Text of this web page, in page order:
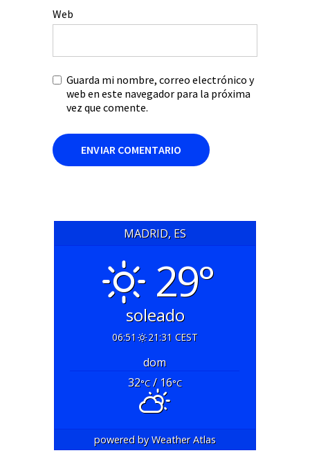
Web
Guarda mi nombre, correo electrónico y
web en este navegador para la próxima
vez que comente.
MADRID, ES
29°
soleado
06:51 21:31 CEST
dom
32°C/ 16°C
powered byWeather Atlas